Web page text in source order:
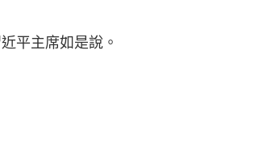
平主席如是說。